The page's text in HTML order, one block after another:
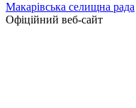
Макарівська селищна рада
Офіційний веб-сайт